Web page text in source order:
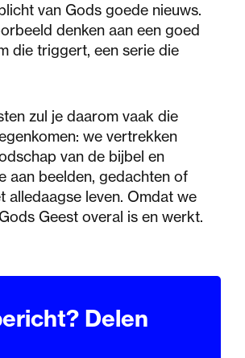
van Gods goede nieuws.
denken aan een goed
die triggert, een serie die
zul je daarom vaak die
we vertrekken
van de bijbel en
aan beelden, gedachten of
alledaagse leven. Omdat we
Geest overal is en werkt.
Delen